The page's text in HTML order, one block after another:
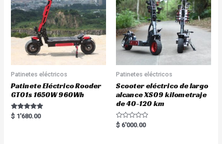
Patinetes eléctricos
Patinete Eléctrico Rooder
GT01s 1650W 960Wh
Rated
5.00
$ 1'680.00
Patinetes eléctricos
Scooter eléctrico de largo
alcance XS09 kilometraje
de 40-120 km
R
a
$ 6'000.00